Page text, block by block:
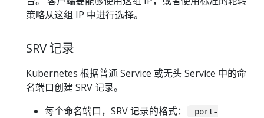
策略从这组 IP 中进行选择。
SRV 记录
Kubernetes 根据普通 Service 或无头 Service 中的命
名端口创建 SRV 记录。
每个命名端口，SRV 记录的格式：
_port-